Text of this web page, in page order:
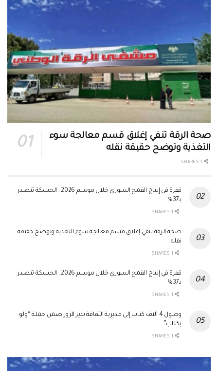
صحة الرقة تنفي إغلاق قسم معالجة سوء
التغذية وتوضح حقيقة نقله
قفزة في إنتاج القمح السوري خلال موسم 2026.. الحسكة تتصدر
بـ37%
صحة الرقة تنفي إغلاق قسم معالجة سوء التغذية وتوضح حقيقة
نقله
قفزة في إنتاج القمح السوري خلال موسم 2026.. الحسكة تتصدر
بـ37%
وصول 4 آلاف كتاب إلى مديرية الثقافة بدير الزور ضمن حملة “ولو
بكتاب”